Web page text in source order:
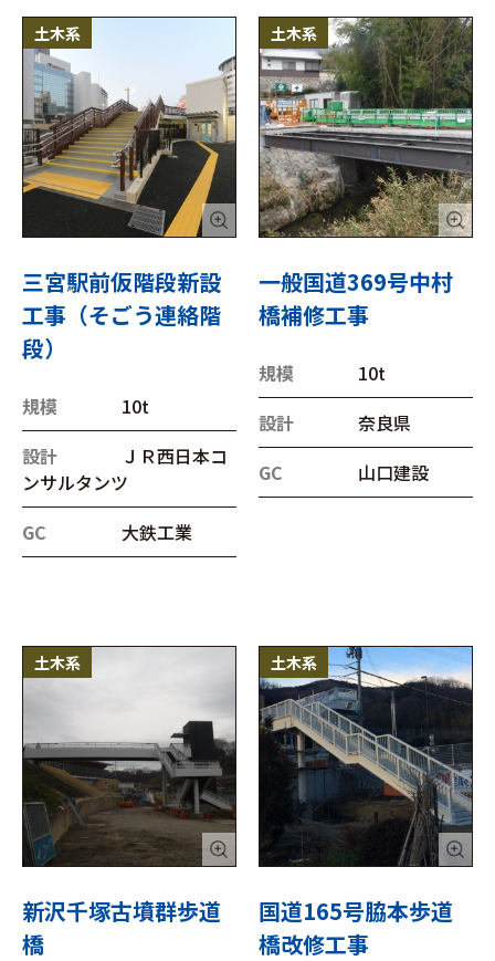
土木系
三宮駅前仮階段新設
工事（そごう連絡階
段）
規模
10t
設計
ＪＲ西日本コ
ンサルタンツ
GC
大鉄工業
土木系
一般国道369号中村
橋補修工事
規模
10t
設計
奈良県
GC
山口建設
土木系
新沢千塚古墳群歩道
橋
土木系
国道165号脇本歩道
橋改修工事